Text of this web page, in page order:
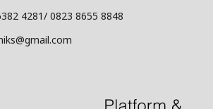
4281/ 0823 8655 8848